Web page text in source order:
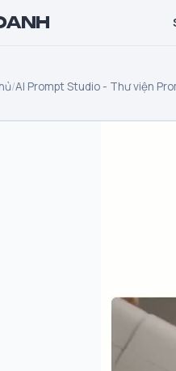
/AI Prompt Studio - Thư viện